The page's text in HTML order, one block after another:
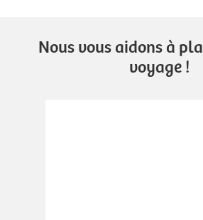
Nous vous aidons à
voyage !